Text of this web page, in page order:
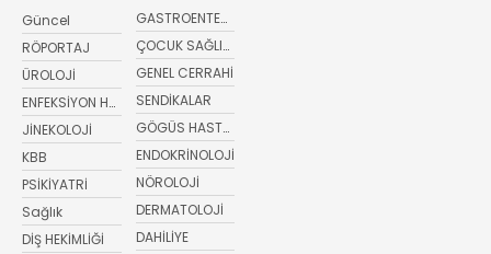
Güncel
RÖPORTAJ
ÜROLOJİ
ENFEKSİYON HASTALIKLARI
JİNEKOLOJİ
KBB
PSİKİYATRİ
Sağlık
DİŞ HEKİMLİĞİ
GASTROENTEROLOJİ
ÇOCUK SAĞLIĞI VE HASTALIKLARI
GENEL CERRAHİ
SENDİKALAR
GÖGÜS HASTALIKLARI
ENDOKRİNOLOJİ
NÖROLOJİ
DERMATOLOJİ
DAHİLİYE